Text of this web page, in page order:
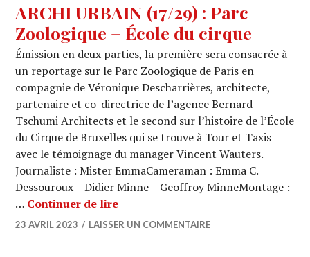
ARCHI URBAIN (17/29) : Parc
Zoologique + École du cirque
Émission en deux parties, la première sera consacrée à
un reportage sur le Parc Zoologique de Paris en
compagnie de Véronique Descharrières, architecte,
partenaire et co-directrice de l’agence Bernard
Tschumi Architects et le second sur l’histoire de l’École
du Cirque de Bruxelles qui se trouve à Tour et Taxis
avec le témoignage du manager Vincent Wauters.
Journaliste : Mister EmmaCameraman : Emma C.
Dessouroux – Didier Minne – Geoffroy MinneMontage :
… Continuer de lireARCHI URBAIN (17/29) : Parc
23 AVRIL 2023 LAISSER UN COMMENTAIRE